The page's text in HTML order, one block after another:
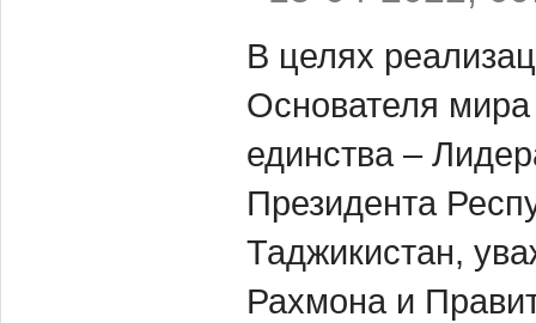
В целях
Основателя
единства –
Президента
Таджикистан,
Рахмона и